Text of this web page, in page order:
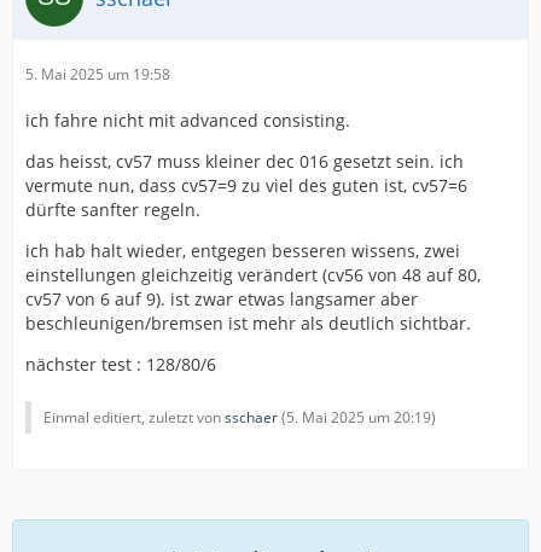
5. Mai 2025 um 19:58
ich fahre nicht mit advanced consisting.
das heisst, cv57 muss kleiner dec 016 gesetzt sein. ich
vermute nun, dass cv57=9 zu viel des guten ist, cv57=6
dürfte sanfter regeln.
ich hab halt wieder, entgegen besseren wissens, zwei
einstellungen gleichzeitig verändert (cv56 von 48 auf 80,
cv57 von 6 auf 9). ist zwar etwas langsamer aber
beschleunigen/bremsen ist mehr als deutlich sichtbar.
nächster test : 128/80/6
Einmal editiert, zuletzt vonsschaer(5. Mai 2025 um 20:19)